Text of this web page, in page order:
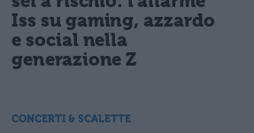
Iss su gaming, azzardo
e social nella
generazione Z
CONCERTI & SCALETTE